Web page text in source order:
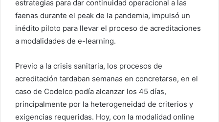
estrategias para dar continuidad operacional a las
faenas durante el peak de la pandemia, impulsó un
inédito piloto para llevar el proceso de acreditaciones
a modalidades de e-learning.
Previo a la crisis sanitaria, los procesos de
acreditación tardaban semanas en concretarse, en el
caso de Codelco podía alcanzar los 45 días,
principalmente por la heterogeneidad de criterios y
exigencias requeridas. Hoy, con la modalidad online